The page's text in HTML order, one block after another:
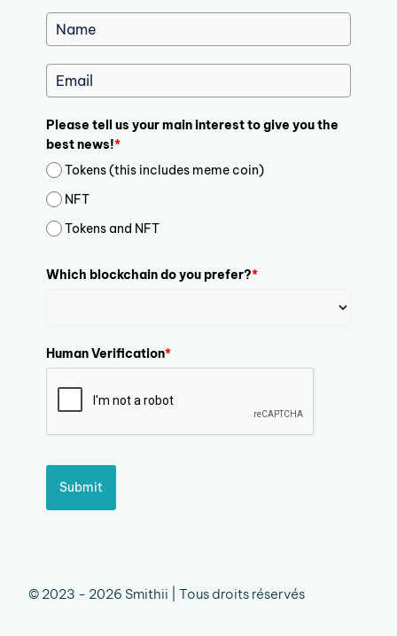
Please tell us your main interest to give you the
best news!*
Tokens (this includes meme coin)
NFT
Tokens and NFT
Which blockchain do you prefer?*
Human Verification*
Submit
© 2023 - 2026 Smithii | Tous droits réservés